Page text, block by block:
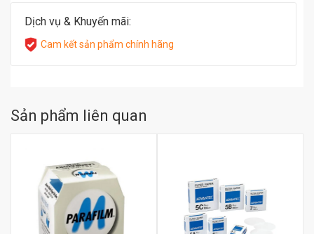
Dịch vụ & Khuyến mãi:
Cam kết sản phẩm chính hãng
Sản phẩm liên quan